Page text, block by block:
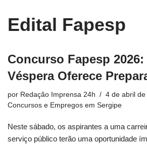
Edital Fapesp
Concurso Fapesp
Véspera Oferece
por Redação Imprensa 24h
4 de abril de
Concursos e Empregos em Sergipe
Neste sábado, os aspirantes a uma
serviço público terão uma oportunidade